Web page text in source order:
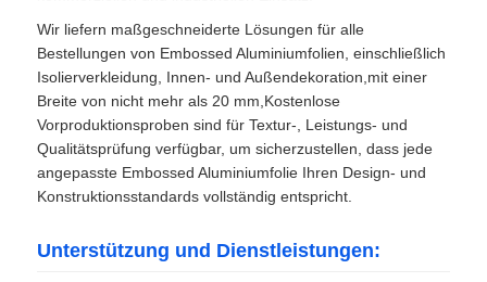
Wir liefern maßgeschneiderte Lösungen für alle
Bestellungen von Embossed Aluminiumfolien, einschließlich
Isolierverkleidung, Innen- und Außendekoration,mit einer
Breite von nicht mehr als 20 mm,Kostenlose
Vorproduktionsproben sind für Textur-, Leistungs- und
Qualitätsprüfung verfügbar, um sicherzustellen, dass jede
angepasste Embossed Aluminiumfolie Ihren Design- und
Konstruktionsstandards vollständig entspricht.
Unterstützung und Dienstleistungen: